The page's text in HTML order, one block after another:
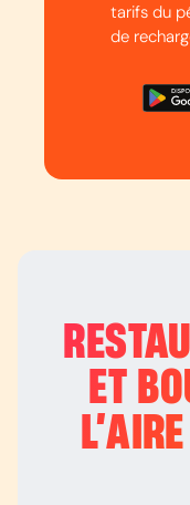
tarifs du
de
ET
L’